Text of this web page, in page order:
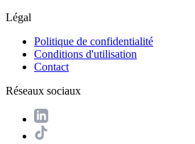
Légal
Politique de confidentialité
Conditions d'utilisation
Contact
Réseaux sociaux